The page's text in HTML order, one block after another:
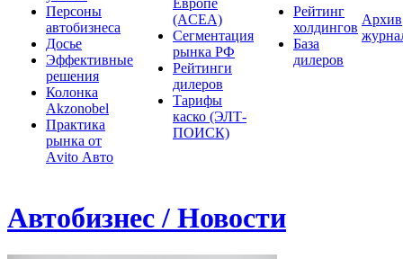
Персоны
автобизнеса
Досье
Эффективные
решения
Колонка
Akzonobel
Практика
рынка от
Аvito Авто
Европе
(ACEA)
Сегментация
рынка РФ
Рейтинги
дилеров
Тарифы
каско (ЭЛТ-
ПОИСК)
Рейтинг
холдингов
База
дилеров
Архив
Автобизнес / Новости